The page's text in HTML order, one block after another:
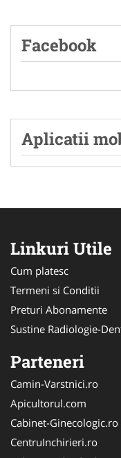
Facebook
Aplicatii
Linkuri Utile
Cum platesc
Termeni si Conditii
Preturi Abonamente
Sustine Radiologie-
Parteneri
Camin-Varstnici.ro
Apicultorul.com
Cabinet-Ginecologic.ro
CentruInchirieri.ro